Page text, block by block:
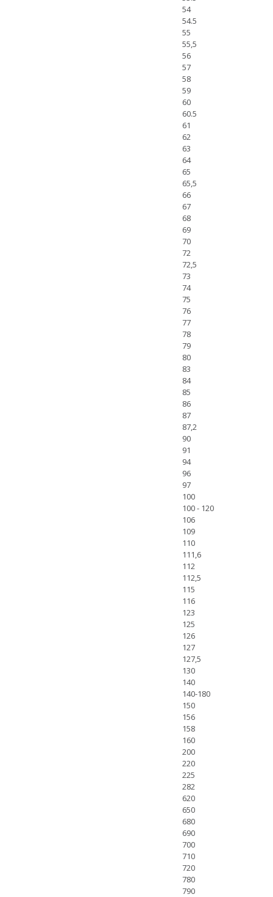
54
54.5
55
55,5
56
57
58
59
60
60.5
61
62
63
64
65
65,5
66
67
68
69
70
72
72,5
73
74
75
76
77
78
79
80
83
84
85
86
87
87,2
90
91
94
96
97
100
100 - 120
106
109
110
111,6
112
112,5
115
116
123
125
126
127
127,5
130
140
140-180
150
156
158
160
200
220
225
282
620
650
680
690
700
710
720
780
790